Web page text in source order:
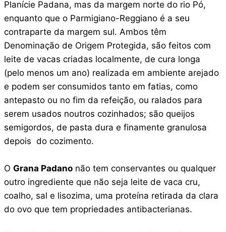
Planície Padana, mas da margem norte do rio Pó,
enquanto que o Parmigiano-Reggiano é a seu
contraparte da margem sul. Ambos têm
Denominação de Origem Protegida, são feitos com
leite de vacas criadas localmente, de cura longa
(pelo menos um ano) realizada em ambiente arejado
e podem ser consumidos tanto em fatias, como
antepasto ou no fim da refeição, ou ralados para
serem usados noutros cozinhados; são queijos
semigordos, de pasta dura e finamente granulosa
depois do cozimento.
O Grana Padano não tem conservantes ou qualquer
outro ingrediente que não seja leite de vaca cru,
coalho, sal e lisozima, uma proteína retirada da clara
do ovo que tem propriedades antibacterianas.